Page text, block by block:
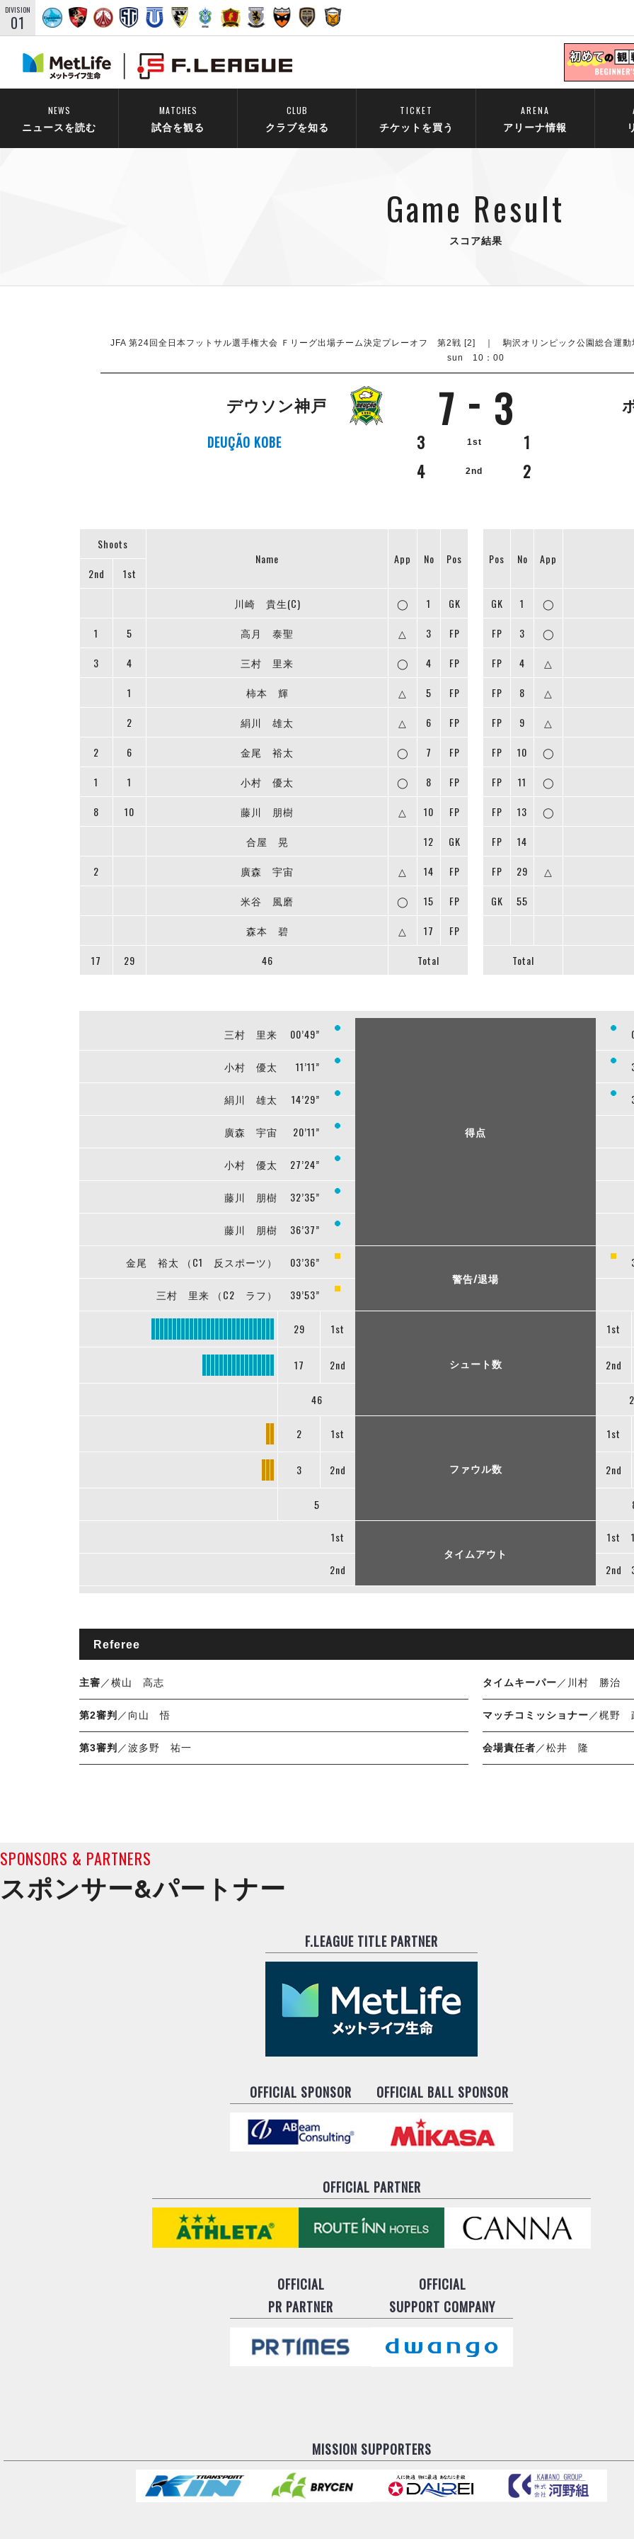
DIVISION
01
NEWS
ニュースを読む
MATCHES
試合を観る
CLUB
クラブを知る
TICKET
チケットを買う
ARENA
アリーナ情報
Game Result
スコア結果
JFA 第24回全日本フットサル選手権大会 Ｆリーグ出場チーム決定プレーオフ 第2戦 [2] ｜ 駒沢オリンピック公園総合
sun 10：00
デウソン神戸 7 3
DEUÇÃO KOBE 3 1st
1
4
2nd 2
Shoots
Name
App No
Pos
2nd
1st
川崎 貴生(C)
◯ 1
GK
1
5 高月 泰聖 △ 3
FP
3
4 三村 里来 ◯ 4
FP
1
柿本 輝 △ 5
FP
2
絹川 雄太 △ 6
FP
2
6 金尾 裕太 ◯ 7
FP
1
1 小村 優太 ◯ 8
FP
8
10 藤川 朋樹 △ 10
FP
合屋 晃
12
GK
2
廣森 宇宙 △ 14
FP
米谷 風磨
◯ 15
FP
森本 碧
△ 17
FP
17
29 46 Total
Pos No App
GK 1
◯
FP
3
◯
FP
4
△
FP
8
△
FP
9
△
FP
10
◯
FP
11
◯
FP
13
◯
FP
14
FP
29
△
GK
55
Total
三村 里来 00’49”
得点
小村 優太 11’11”
絹川 雄太 14’29”
廣森 宇宙 20’11”
小村 優太 27’24”
藤川 朋樹 32’35”
藤川 朋樹 36’37”
金尾 裕太 （C1 反スポーツ）
03’36”
警告/退場
三村 里来 （C2 ラフ） 39’53”
29 1st
シュート数
1st
17 2nd 2nd
46
2 1st
ファウル数
1st
3 2nd 2nd
5
1st
タイムアウト
1st
2nd 2nd
Referee
主審 ／横山 高志
第2審判 ／向山 悟
第3審判 ／波多野 祐一
タイムキーパー ／川村 勝治
マッチコミッショナー ／梶野
会場責任者 ／松井 隆
SPONSORS & PARTNERS
スポンサー&パートナー
F.LEAGUE TITLE PARTNER
OFFICIAL SPONSOR OFFICIAL BALL SPONSOR
OFFICIAL PARTNER
OFFICIAL
PR PARTNER
OFFICIAL
SUPPORT COMPANY
MISSION SUPPORTERS